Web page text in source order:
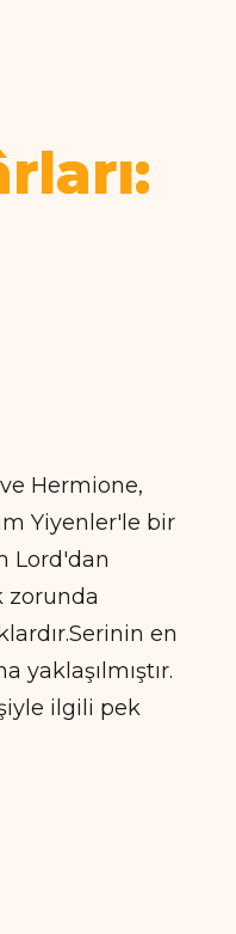
Hermione,
Yiyenler'le bir
Lord'dan
zorunda
en
yaklaşılmıştır.
ilgili pek